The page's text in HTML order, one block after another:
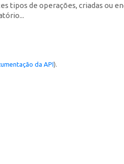
tipos de operações, criadas ou
da API).